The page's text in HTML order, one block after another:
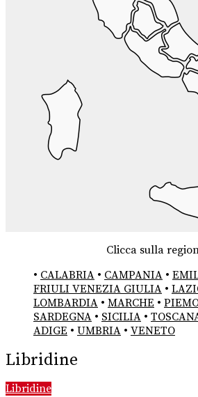
Clicca sulla
• CALABRIA • CAMPANIA •
FRIULI VENEZIA GIULIA •
LOMBARDIA • MARCHE •
SARDEGNA • SICILIA •
ADIGE • UMBRIA • VENETO
Libridine
Libridine